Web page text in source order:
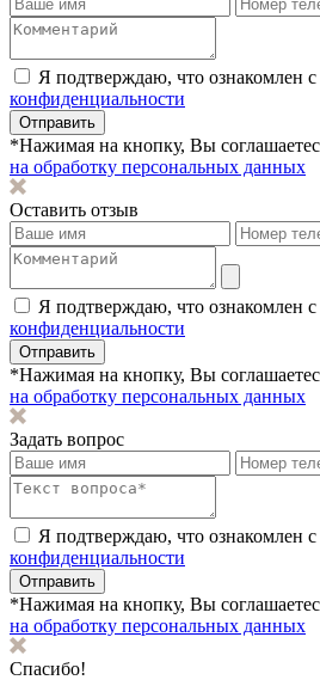
Я подтверждаю, что ознакомлен с
конфиденциальности
Отправить
*Нажимая на кнопку, Вы
на обработку персональных данных
Оставить отзыв
Я подтверждаю, что ознакомлен с
конфиденциальности
Отправить
*Нажимая на кнопку, Вы
на обработку персональных данных
Задать вопрос
Я подтверждаю, что ознакомлен с
конфиденциальности
Отправить
*Нажимая на кнопку, Вы
на обработку персональных данных
Спасибо!